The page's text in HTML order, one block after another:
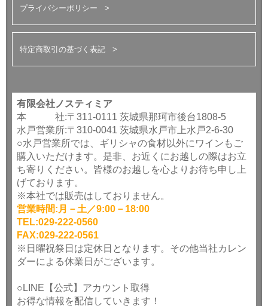
プライバシーポリシー
特定商取引の基づく表記
有限会社ノスティミア
本 社:〒311-0111 茨城県那珂市後台1808-5
水戸営業所:〒310-0041 茨城県水戸市上水戸2-6-30
○水戸営業所では、ギリシャの食材以外にワインもご
購入いただけます。是非、お近くにお越しの際はお立
ち寄りください。皆様のお越しを心よりお待ち申し上
げております。
※本社では販売はしておりません。
営業時間:月－土／9:00－18:00
TEL:029-222-0560
FAX:029-222-0561
※日曜祝祭日は定休日となります。その他当社カレン
ダーによる休業日がございます。
○LINE【公式】アカウント取得
お得な情報を配信していきます！